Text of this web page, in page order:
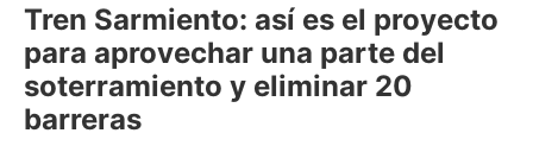
Tren Sarmiento: así es el proyecto
para aprovechar una parte del
soterramiento y eliminar 20
barreras